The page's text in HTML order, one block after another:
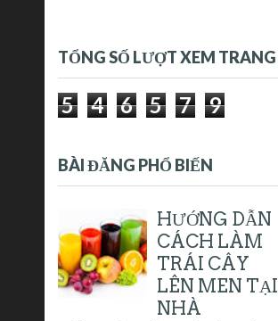
TỔNG SỐ LƯỢT XEM TRANG
5 4 6 5 7 9
BÀI ĐĂNG PHỔ BIẾN
HƯỚNG DẪN
CÁCH LÀM
TRÁI CÂY
LÊN MEN TẠI
NHÀ